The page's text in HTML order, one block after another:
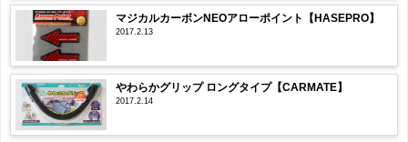
マジカルカーボンNEOアローポイント【HASEPRO】
2017.2.13
やわらかグリップ ロングタイプ【CARMATE】
2017.2.14